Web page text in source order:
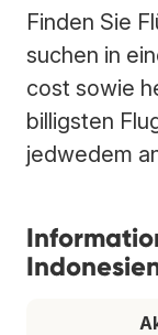
Finden Sie
suchen in
cost sowie
billigsten
jedwedem